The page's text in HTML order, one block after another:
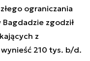
ograniczania
zgodził
z
wynieść 210 tys. b/d.